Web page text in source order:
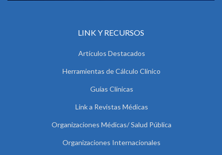
LINK Y RECURSOS
Artículos Destacados
Herramientas de Cálculo Clínico
Guías Clínicas
Link a Revistas Médicas
Organizaciones Médicas/ Salud Pública
Organizaciones Internacionales